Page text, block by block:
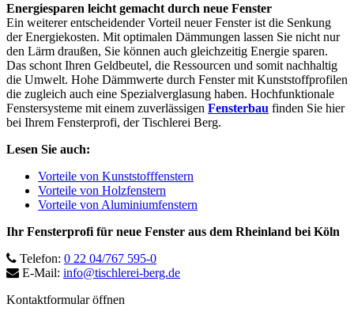
Energiesparen leicht gemacht durch neue Fenster
Ein weiterer entscheidender Vorteil neuer Fenster ist die Senkung
der Energiekosten. Mit optimalen Dämmungen lassen Sie nicht nur
den Lärm draußen, Sie können auch gleichzeitig Energie sparen.
Das schont Ihren Geldbeutel, die Ressourcen und somit nachhaltig
die Umwelt. Hohe Dämmwerte durch Fenster mit Kunststoffprofilen
die zugleich auch eine Spezialverglasung haben. Hochfunktionale
Fenstersysteme mit einem zuverlässigen Fensterbau finden Sie hier
bei Ihrem Fensterprofi, der Tischlerei Berg.
Lesen Sie auch:
Vorteile von Kunststofffenstern
Vorteile von Holzfenstern
Vorteile von Aluminiumfenstern
Ihr Fensterprofi für neue Fenster aus dem Rheinland bei Köln
Telefon: 0 22 04/767 595-0
E-Mail: info@tischlerei-berg.de
Kontaktformular öffnen